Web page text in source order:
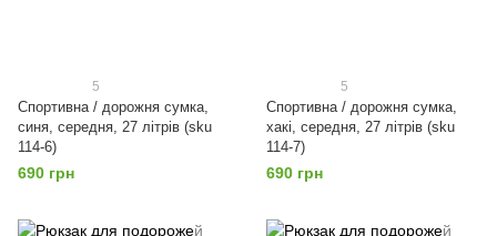
5
Спортивна / дорожня сумка,
синя, середня, 27 літрів (sku
114-6)
690 грн
5
Спортивна / дорожня сумка,
хакі, середня, 27 літрів (sku
114-7)
690 грн